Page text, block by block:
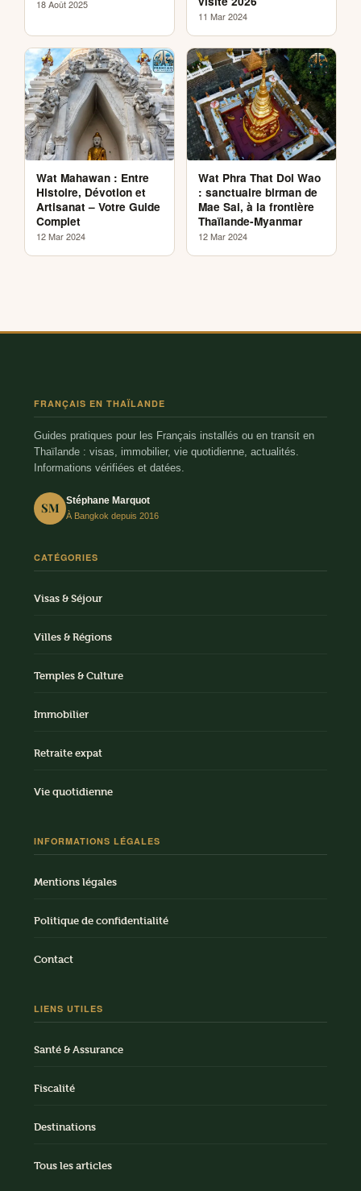
18 Août 2025
11 Mar 2024
Wat Mahawan : Entre
Histoire, Dévotion et
Artisanat – Votre Guide
Complet
12 Mar 2024
Wat Phra That Doi Wao
: sanctuaire birman de
Mae Sai, à la frontière
Thaïlande-Myanmar
12 Mar 2024
FRANÇAIS EN THAÏLANDE
Guides pratiques pour les Français installés ou en transit en
Thaïlande : visas, immobilier, vie quotidienne, actualités.
Informations vérifiées et datées.
SM Stéphane Marquot
À Bangkok depuis 2016
CATÉGORIES
Visas & Séjour
Villes & Régions
Temples & Culture
Immobilier
Retraite expat
Vie quotidienne
INFORMATIONS LÉGALES
Mentions légales
Politique de confidentialité
Contact
LIENS UTILES
Santé & Assurance
Fiscalité
Destinations
Tous les articles